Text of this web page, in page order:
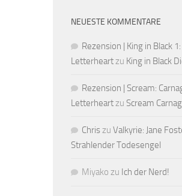
NEUESTE KOMMENTARE
Rezension | King in Black
Letterheartzu King in Black
Rezension | Scream:
Letterheartzu Scream
Chriszu Valkyrie: Jane
Strahlender Todesengel
Miyako zu Ich der Nerd!